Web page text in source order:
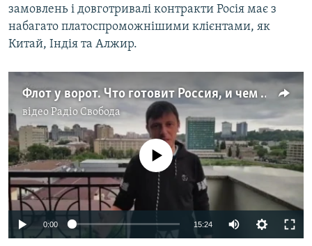
замовлень і довготривалі контракти Росія має з
набагато платоспроможнішими клієнтами, як
Китай, Індія та Алжир.
Флот у ворот. Что готовит Россия, и чем отвечает Украина? | Важное из Крыма (видео)
відео Радіо Свобода
No media source currently available
0:00 15:24